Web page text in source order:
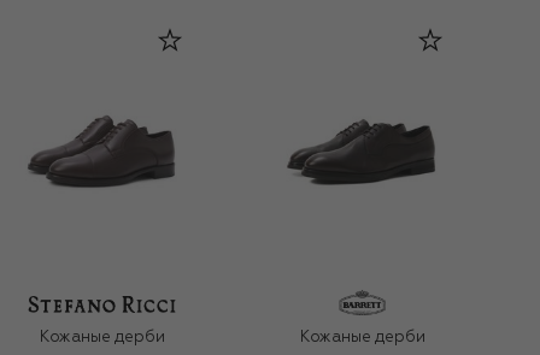
Кожаные дерби
Кожаные дерби